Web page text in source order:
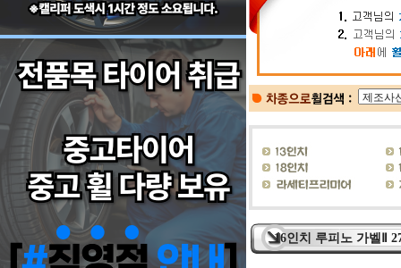
16인치 루피노 가벨Ⅱ